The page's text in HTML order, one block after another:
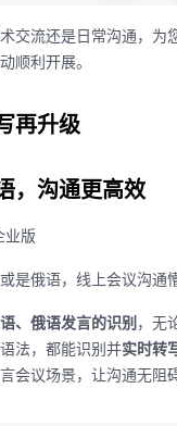
交流还是日常沟通，为
顺利开展。
再升级
，沟通更高效
业版
是俄语，线上会议沟通
、俄语发言的识别 ，无
法，都能识别并实时转
会议场景，让沟通无阻碍